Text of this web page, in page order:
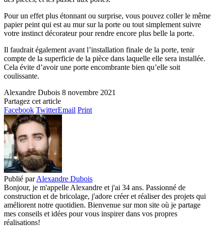
Pour un effet plus étonnant ou surprise, vous pouvez coller le même
papier peint qui est au mur sur la porte ou tout simplement suivre
votre instinct décorateur pour rendre encore plus belle la porte.
Il faudrait également avant l’installation finale de la porte, tenir
compte de la superficie de la pièce dans laquelle elle sera installée.
Cela évite d’avoir une porte encombrante bien qu’elle soit
coulissante.
Alexandre Dubois 8 novembre 2021
Partagez cet article
Facebook TwitterEmail Print
Publié par Alexandre Dubois
Bonjour, je m'appelle Alexandre et j'ai 34 ans. Passionné de
construction et de bricolage, j'adore créer et réaliser des projets qui
améliorent notre quotidien. Bienvenue sur mon site où je partage
mes conseils et idées pour vous inspirer dans vos propres
réalisations!